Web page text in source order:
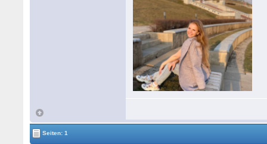
Seiten: 1